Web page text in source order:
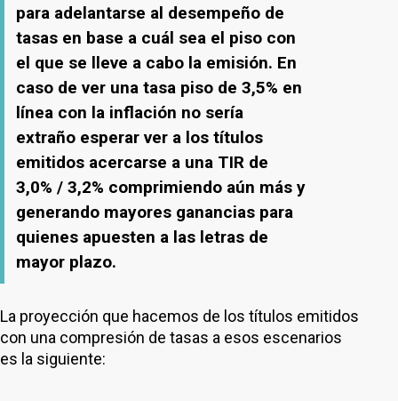
para adelantarse al desempeño de
tasas en base a cuál sea el piso con
el que se lleve a cabo la emisión. En
caso de ver una tasa piso de 3,5% en
línea con la inflación no sería
extraño esperar ver a los títulos
emitidos acercarse a una TIR de
3,0% / 3,2% comprimiendo aún más y
generando mayores ganancias para
quienes apuesten a las letras de
mayor plazo.
La proyección que hacemos de los títulos emitidos
con una compresión de tasas a esos escenarios
es la siguiente: